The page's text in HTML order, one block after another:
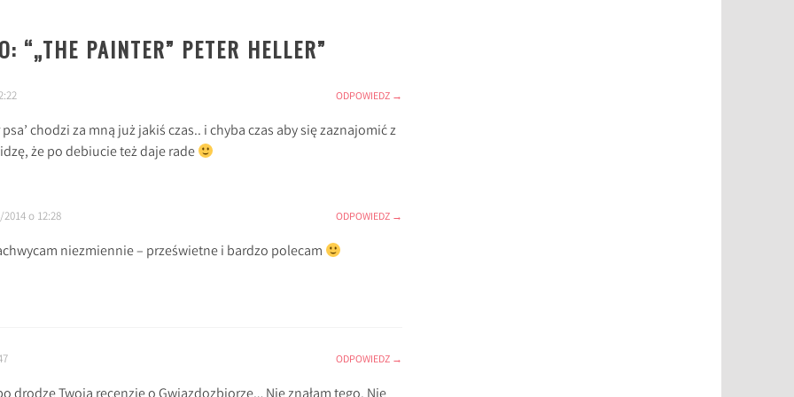
“„THE PAINTER” PETER HELLER”
ODPOWIEDZ
chodzi za mną już jakiś czas.. i chyba czas aby się zaznajomić z
że po debiucie też daje rade
o 12:28 ODPOWIEDZ
niezmiennie – prześwietne i bardzo polecam
ODPOWIEDZ